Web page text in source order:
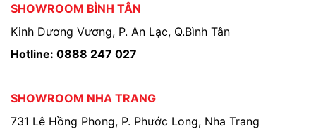
SHOWROOM BÌNH TÂN
Kinh Dương Vương, P. An Lạc, Q.Bình Tân
Hotline: 0888 247 027
SHOWROOM NHA TRANG
731 Lê Hồng Phong, P. Phước Long, Nha Trang